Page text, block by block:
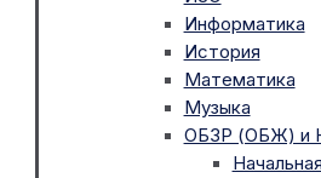
Информатика
История
Математика
Музыка
ОБЗР (ОБЖ) и